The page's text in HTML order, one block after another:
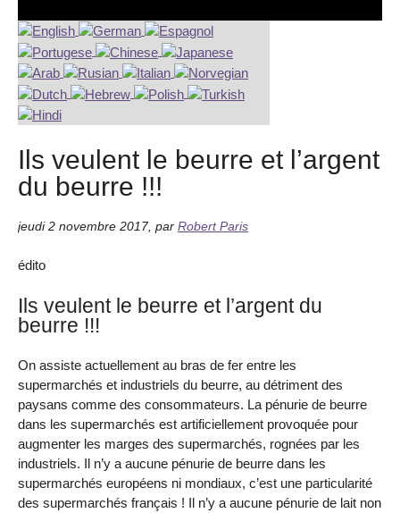
Ils veulent le beurre et l’argent
du beurre !!!
jeudi 2 novembre 2017, par Robert Paris
édito
Ils veulent le beurre et l’argent du
beurre !!!
On assiste actuellement au bras de fer entre les
supermarchés et industriels du beurre, au détriment des
paysans comme des consommateurs. La pénurie de beurre
dans les supermarchés est artificiellement provoquée pour
augmenter les marges des supermarchés, rognées par les
industriels. Il n’y a aucune pénurie de beurre dans les
supermarchés européens ni mondiaux, c’est une particularité
des supermarchés français ! Il n’y a aucune pénurie de lait non